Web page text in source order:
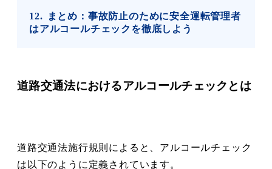
12
まとめ：事故防止のために安全運転管理者
はアルコールチェックを徹底しよう
道路交通法におけるアルコールチェックとは
道路交通法施行規則によると、アルコールチェック
は以下のように定義されています。